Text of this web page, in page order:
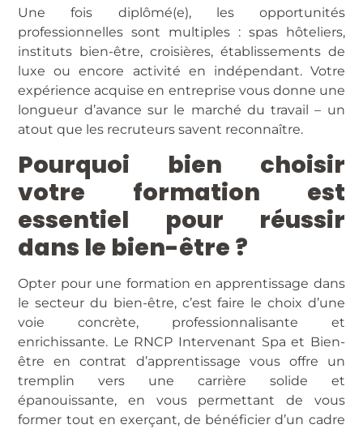
Une fois diplômé(e), les opportunités
professionnelles sont multiples : spas hôteliers,
instituts bien-être, croisières, établissements de
luxe ou encore activité en indépendant. Votre
expérience acquise en entreprise vous donne une
longueur d’avance sur le marché du travail – un
atout que les recruteurs savent reconnaître.
Pourquoi bien choisir
votre formation est
essentiel pour réussir
dans le bien-être ?
Opter pour une formation en apprentissage dans
le secteur du bien-être, c’est faire le choix d’une
voie concrète, professionnalisante et
enrichissante. Le RNCP Intervenant Spa et Bien-
être en contrat d’apprentissage vous offre un
tremplin vers une carrière solide et
épanouissante, en vous permettant de vous
former tout en exerçant, de bénéficier d’un cadre